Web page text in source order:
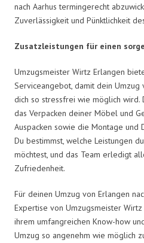
nach Aarhus termingerecht
Zuverlässigkeit und Pünktlichkeit
Zusatzleistungen für einen
Umzugsmeister Wirtz Erlangen
Serviceangebot, damit dein Umzug
dich so stressfrei wie möglich
das Verpacken deiner Möbel und
Auspacken sowie die Montage und
Du bestimmst, welche Leistungen
möchtest, und das Team erledigt
Zufriedenheit.
Für deinen Umzug von Erlangen
Expertise von Umzugsmeister
ihrem umfangreichen Know-how
Umzug so angenehm wie möglich